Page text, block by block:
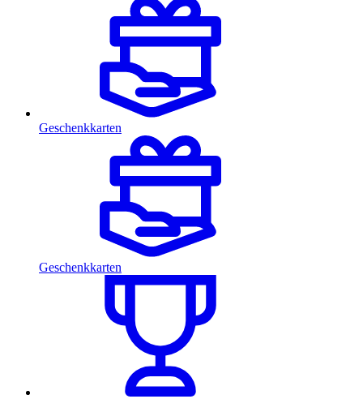
Geschenkkarten
Geschenkkarten